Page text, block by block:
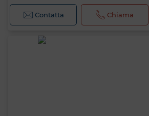
Contatta Chiama